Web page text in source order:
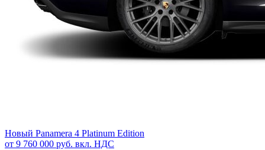
Новый Panamera 4 Platinum Edition
от 9 760 000 руб. вкл. НДС